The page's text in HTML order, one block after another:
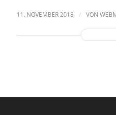
11. NOVEMBER 2018 / VON